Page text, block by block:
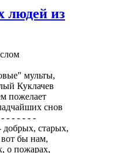
людей из
мульты,
Куклачев
пожелает
снов
- - - - - -
старых,
бы нам,
о пожарах,